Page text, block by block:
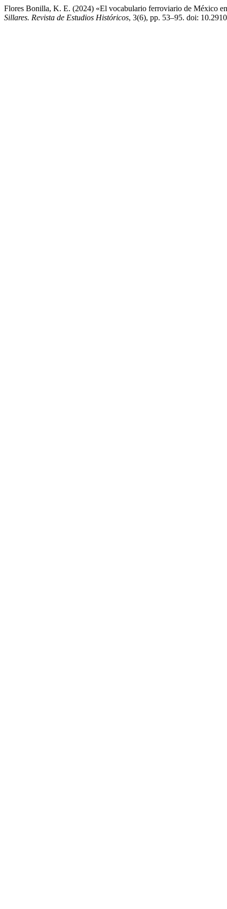
Flores Bonilla, K. E. (2024) «El vocabulario ferroviario de México
Sillares. Revista de Estudios Históricos, 3(6), pp. 53–95. doi: